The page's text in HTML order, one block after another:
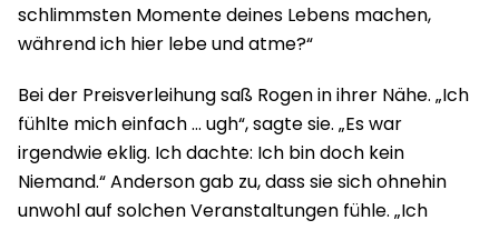
schlimmsten Momente deines Lebens machen,
während ich hier lebe und atme?“
Bei der Preisverleihung saß Rogen in ihrer Nähe. „Ich
fühlte mich einfach … ugh“, sagte sie. „Es war
irgendwie eklig. Ich dachte: Ich bin doch kein
Niemand.“ Anderson gab zu, dass sie sich ohnehin
unwohl auf solchen Veranstaltungen fühle. „Ich